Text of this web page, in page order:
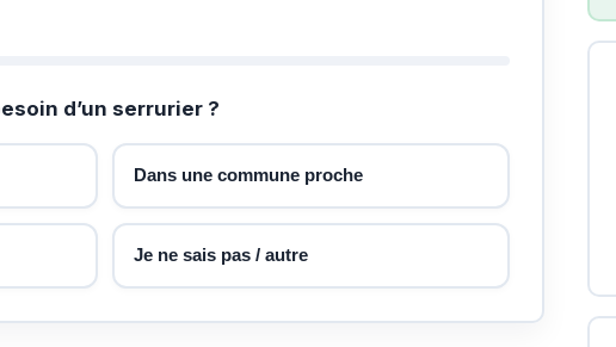
d’un serrurier ?
Dans une commune proche
Je ne sais pas / autre